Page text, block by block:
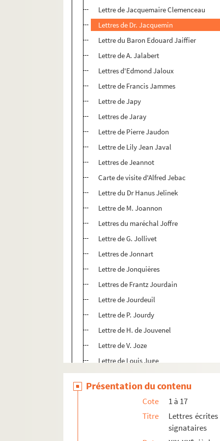
Lettre de Jacquemaire Clemenceau
Lettres de Dr. Jacquemin
Lettre du Baron Edouard Jaiffier
Lettre de A. Jalabert
Lettres d'Edmond Jaloux
Lettre de Francis Jammes
Lettre de Japy
Lettres de Jaray
Lettre de Pierre Jaudon
Lettre de Lily Jean Javal
Lettres de Jeannot
Carte de visite d'Alfred Jebac
Lettre du Dr Hanus Jelinek
Lettre de M. Joannon
Lettres du maréchal Joffre
Lettre de G. Jollivet
Lettres de Jonnart
Lettre de Jonquières
Lettres de Frantz Jourdain
Lettre de Jourdeuil
Lettre de P. Jourdy
Lettre de H. de Jouvenel
Lettre de V. Joze
Lettre de Louis Juge
Lettre d'Edouard Julia
Lettres de Julhe
Lettre de Jullian
Lettres de Félix Juven
Présentation du contenu
Cote
1 à 17
Titre
Lettres
signataires